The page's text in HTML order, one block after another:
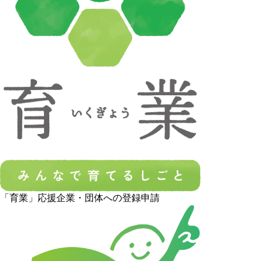
「育業」応援企業・団体への登録申請